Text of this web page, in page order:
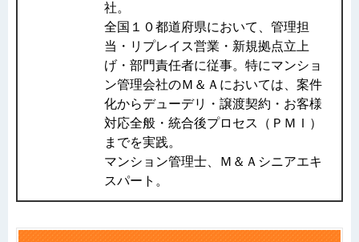
社。
全国１０都道府県において、管理担
当・リプレイス営業・新規拠点立上
げ・部門責任者に従事。特にマンショ
ン管理会社のＭ＆Ａにおいては、案件
化からデューデリ・譲渡契約・お客様
対応全般・統合後プロセス（ＰＭＩ）
までを実践。
マンション管理士、Ｍ＆Ａシニアエキ
スパート。